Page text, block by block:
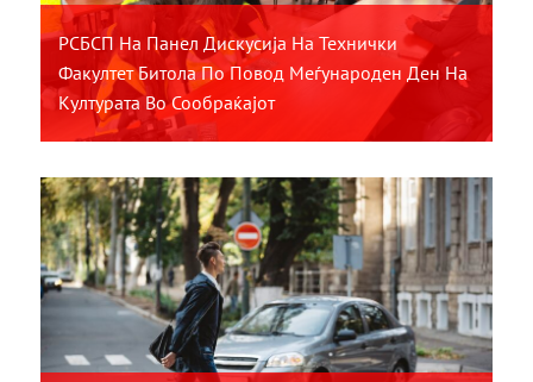
РСБСП На Панел Дискусија На Технички
Факултет Битола По Повод Меѓународен Ден На
Културата Во Сообраќајот